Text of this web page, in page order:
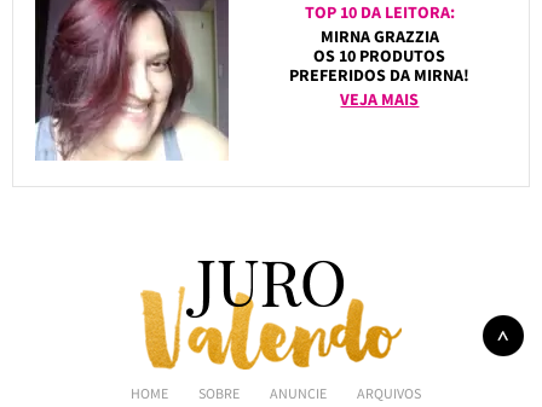
TOP 10 DA LEITORA:
MIRNA GRAZZIA
OS 10 PRODUTOS
PREFERIDOS DA MIRNA!
VEJA MAIS
HOME SOBRE ANUNCIE ARQUIVOS